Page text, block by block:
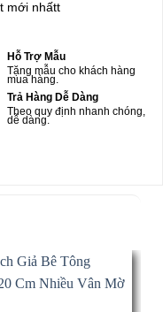
mới nhấtt
Hỗ Trợ Mẫu
Tặng mẫu cho khách hàng
mua hàng.
Trả Hàng Dễ Dàng
Theo quy định nhanh chóng,
dễ dàng.